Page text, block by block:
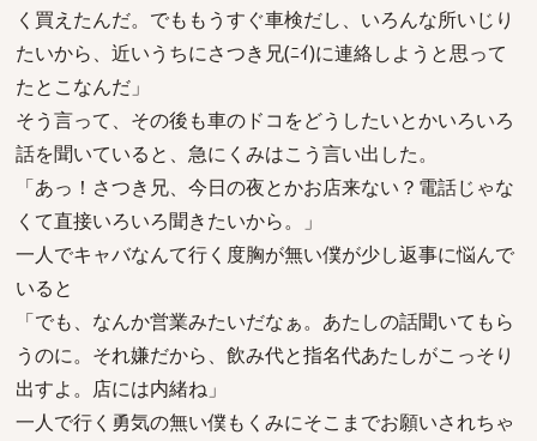
く買えたんだ。でももうすぐ車検だし、いろんな所いじり
たいから、近いうちにさつき兄(ﾆｲ)に連絡しようと思って
たとこなんだ」
そう言って、その後も車のドコをどうしたいとかいろいろ
話を聞いていると、急にくみはこう言い出した。
「あっ！さつき兄、今日の夜とかお店来ない？電話じゃな
くて直接いろいろ聞きたいから。」
一人でキャバなんて行く度胸が無い僕が少し返事に悩んで
いると
「でも、なんか営業みたいだなぁ。あたしの話聞いてもら
うのに。それ嫌だから、飲み代と指名代あたしがこっそり
出すよ。店には内緒ね」
一人で行く勇気の無い僕もくみにそこまでお願いされちゃ